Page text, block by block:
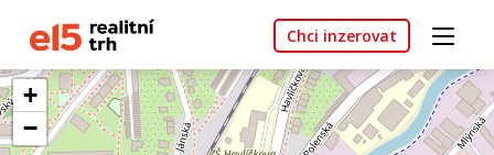
Chci inzerovat
+
−